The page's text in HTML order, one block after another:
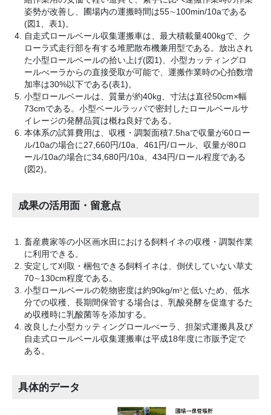
姿勢が改善し、圃場内の運搬時間は55∼100min/10aである
(図1、表1)。
自走式ロールベール収集運搬車は、最大積載量400kgで、ク
ローラ式走行部を有する堆肥散布機兼用型である。放出され
た小型ロールベールの拾い上げ(図1)、小型カッティングロ
ールべーラからの直接受取が可能で、運搬作業時の心拍数増
加率は30%以下である(表1)。
小型ロールベールは、質量が約40kg、寸法は直径50cm×幅
73cmである。小型ベールラッパで密封したロールベールサ
イレージの発酵品質は概ね良好である。
本体系の試算費用は、収穫・調製面積7.5haで収量が60ロー
ル/10aの場合に27,660円/10a、461円/ロール、収量が80ロ
ール/10aの場合に34,680円/10a、434円/ロール程度である
(図2)。
成果の活用面・留意点
畜産農家等の小区画水田における飼料イネの収穫・調製作業
に利用できる。
安定して刈取・梱包できる飼料イネは、倒伏していない草丈
70∼130cm程度である。
小型ロールベールの乾物密度は約90kg/m3 と低いため、低水
分での収穫、長期間保管する場合は、乳酸発酵を促進するた
め収穫時に乳酸菌等を添加する。
改良した小型カッティングロールべーラ、担架式運搬具及び
自走式ロールベール収集運搬車は平成18年度に市販予定で
ある。
具体的データ